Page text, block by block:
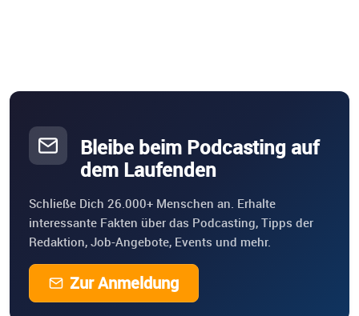
Bleibe beim Podcasting auf
dem Laufenden
Schließe Dich 26.000+ Menschen an. Erhalte
interessante Fakten über das Podcasting, Tipps der
Redaktion, Job-Angebote, Events und mehr.
Zur Anmeldung